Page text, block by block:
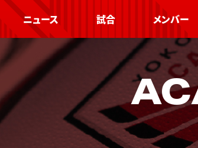
ニュース 試合 メンバー